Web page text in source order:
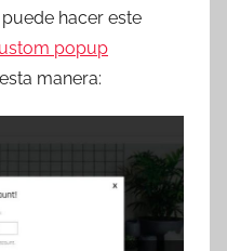
t
r
e
hacer este
popup
manera: